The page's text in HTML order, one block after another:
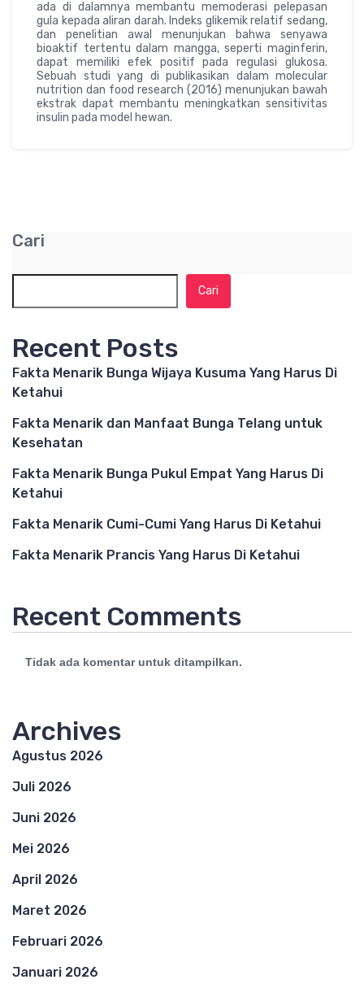
ada di dalamnya membantu memoderasi pelepasan
gula kepada aliran darah. Indeks glikemik relatif sedang,
dan penelitian awal menunjukan bahwa senyawa
bioaktif tertentu dalam mangga, seperti maginferin,
dapat memiliki efek positif pada regulasi glukosa.
Sebuah studi yang di publikasikan dalam molecular
nutrition dan food research (2016) menunjukan bawah
ekstrak dapat membantu meningkatkan sensitivitas
insulin pada model hewan.
Cari
Cari
Recent Posts
Fakta Menarik Bunga Wijaya Kusuma Yang Harus Di
Ketahui
Fakta Menarik dan Manfaat Bunga Telang untuk
Kesehatan
Fakta Menarik Bunga Pukul Empat Yang Harus Di
Ketahui
Fakta Menarik Cumi-Cumi Yang Harus Di Ketahui
Fakta Menarik Prancis Yang Harus Di Ketahui
Recent Comments
Tidak ada komentar untuk ditampilkan.
Archives
Agustus 2026
Juli 2026
Juni 2026
Mei 2026
April 2026
Maret 2026
Februari 2026
Januari 2026